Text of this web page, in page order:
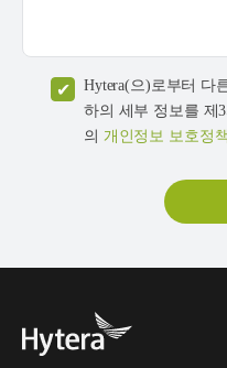
Hytera(으)로부터 다
하의 세부 정보를 제
의 개인정보 보호정책